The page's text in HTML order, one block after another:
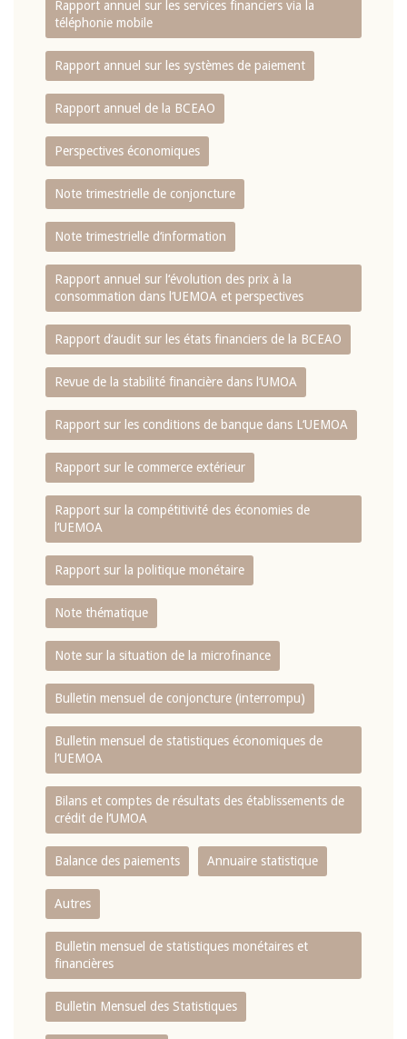
Rapport annuel sur les services financiers via la
téléphonie mobile
Rapport annuel sur les systèmes de paiement
Rapport annuel de la BCEAO
Perspectives économiques
Note trimestrielle de conjoncture
Note trimestrielle d‘information
Rapport annuel sur l‘évolution des prix à la
consommation dans l‘UEMOA et perspectives
Rapport d‘audit sur les états financiers de la BCEAO
Revue de la stabilité financière dans l‘UMOA
Rapport sur les conditions de banque dans L‘UEMOA
Rapport sur le commerce extérieur
Rapport sur la compétitivité des économies de
l‘UEMOA
Rapport sur la politique monétaire
Note thématique
Note sur la situation de la microfinance
Bulletin mensuel de conjoncture (interrompu)
Bulletin mensuel de statistiques économiques de
l‘UEMOA
Bilans et comptes de résultats des établissements de
crédit de l‘UMOA
Balance des paiements Annuaire statistique
Autres
Bulletin mensuel de statistiques monétaires et
financières
Bulletin Mensuel des Statistiques